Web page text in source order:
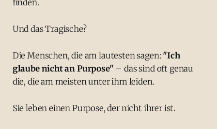
finden.
Und das Tragische?
Die Menschen, die am lautesten sagen: "Ich
glaube nicht an Purpose" – das sind oft genau
die, die am meisten unter ihm leiden.
Sie leben einen Purpose, der nicht ihrer ist.